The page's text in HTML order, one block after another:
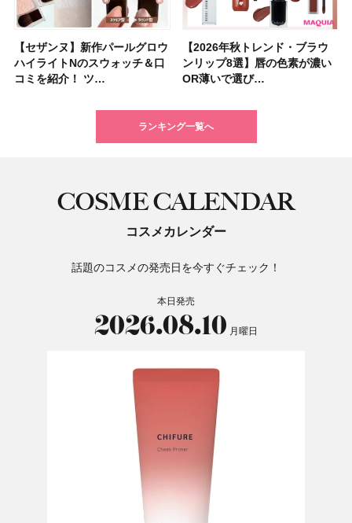
【セザンヌ】新作パールグロウ
ハイライトNのスウォッチ＆口
コミを紹介！ ツ…
【2026年秋トレンド・ブラウ
ンリップ8選】唇の色素が濃い
OR薄いで選び…
【クリスマスコフレ2026】ク
リニークのホリデーコフレを一
挙紹介！ 人気…
【クリスマスコフレ2026】ポ
ーラ「B.A」から、冬の特別コ
フレ2種が登…
【2026年秋トレンド・ブラウ
ンリップ8選】唇の色素が濃い
OR薄いで選び…
【2026年最新】落ちないアイ
ブロウおすすめ18選！ 汗に強
い眉ペンシル…
【クリスマスコフレ2026】ハ
ウス オブ ローゼは今年もムー
ミンとの限定…
【ニベア】美容液リップクリー
ム＆ボディスクラブが新登場！
大人気の色付き…
【石井美保さんのおすすめお菓
子＆お茶10選】手土産にもぴっ
たり
【美容系・伊能忠敬界隈】上西
星来さんは5年間1日1万歩を継
続！ 歩くとき…
【最新】髪のうねり・広がり・
くせ毛におすすめのシャンプー
17選
【2026年夏】小顔に見えるボ
ブの髪型37選！ レイヤー・切
りっぱなしな…
【読者プレゼント】羽の見えな
いハンディファン
「baramood」を3名様…
【2026年8月の一粒万倍日】お
すすめの開運コスメ＆美容アイ
テム10選！
【セザンヌ】「ブライトカラー
シーラー」新色グリーンが8/7
に発売｜既存色…
【ルナソルアイシャドウ】アイ
カラーレーションN新色・限定
色をイエベ・ブ…
ランキング一覧へ
COSME CALENDAR
コスメカレンダー
話題のコスメの発売日を今すぐチェック！
本日発売
2026.08.10 月曜日